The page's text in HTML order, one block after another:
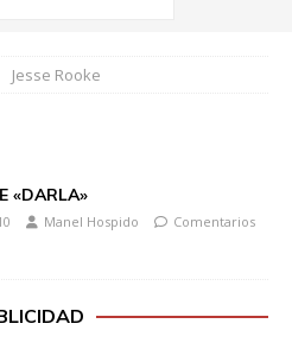
Jesse Rooke
«DARLA»
Manel Hospido
Comentarios